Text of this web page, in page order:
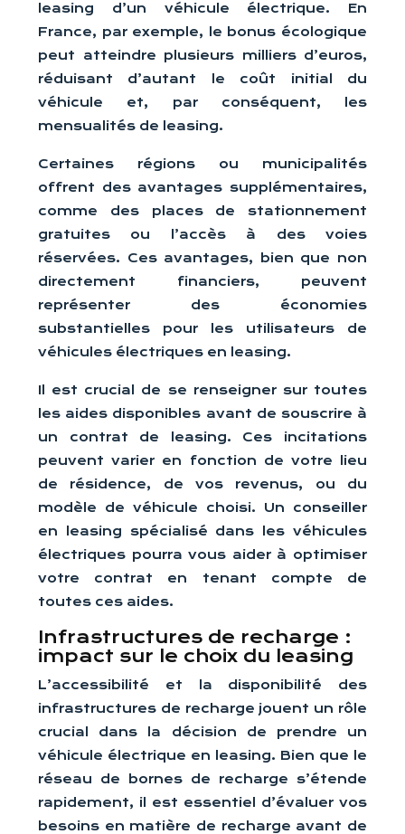
leasing d’un véhicule électrique. En
France, par exemple, le bonus écologique
peut atteindre plusieurs milliers d’euros,
réduisant d’autant le coût initial du
véhicule et, par conséquent, les
mensualités de leasing.
Certaines régions ou municipalités
offrent des avantages supplémentaires,
comme des places de stationnement
gratuites ou l’accès à des voies
réservées. Ces avantages, bien que non
directement financiers, peuvent
représenter des économies
substantielles pour les utilisateurs de
véhicules électriques en leasing.
Il est crucial de se renseigner sur toutes
les aides disponibles avant de souscrire à
un contrat de leasing. Ces incitations
peuvent varier en fonction de votre lieu
de résidence, de vos revenus, ou du
modèle de véhicule choisi. Un conseiller
en leasing spécialisé dans les véhicules
électriques pourra vous aider à optimiser
votre contrat en tenant compte de
toutes ces aides.
Infrastructures de recharge :
impact sur le choix du leasing
L’accessibilité et la disponibilité des
infrastructures de recharge jouent un rôle
crucial dans la décision de prendre un
véhicule électrique en leasing. Bien que le
réseau de bornes de recharge s’étende
rapidement, il est essentiel d’évaluer vos
besoins en matière de recharge avant de